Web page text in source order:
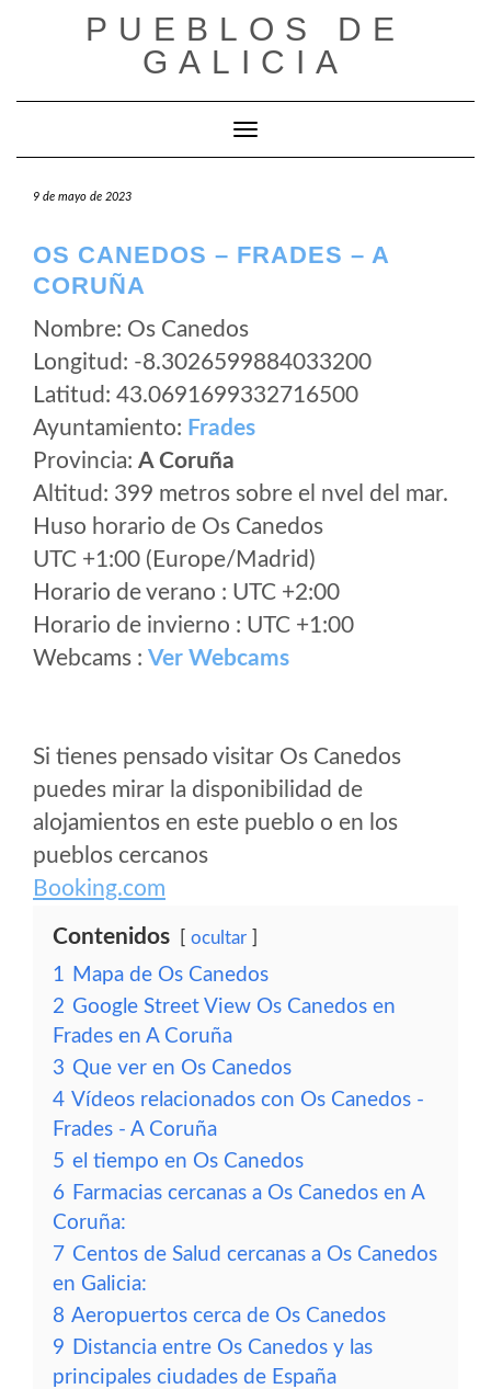
PUEBLOS DE
GALICIA
Cambiar modo de navegación
9 de mayo de 2023
OS CANEDOS – FRADES – A
CORUÑA
Nombre: Os Canedos
Longitud: -8.3026599884033200
Latitud: 43.0691699332716500
Ayuntamiento: Frades
Provincia: A Coruña
Altitud: 399 metros sobre el nvel del mar.
Huso horario de Os Canedos
UTC +1:00 (Europe/Madrid)
Horario de verano : UTC +2:00
Horario de invierno : UTC +1:00
Webcams : Ver Webcams
Si tienes pensado visitar Os Canedos
puedes mirar la disponibilidad de
alojamientos en este pueblo o en los
pueblos cercanos
Booking.com
Contenidos ocultar
1 Mapa de Os Canedos
2 Google Street View Os Canedos en
Frades en A Coruña
3 Que ver en Os Canedos
4 Vídeos relacionados con Os Canedos -
Frades - A Coruña
5 el tiempo en Os Canedos
6 Farmacias cercanas a Os Canedos en A
Coruña:
7 Centos de Salud cercanas a Os Canedos
en Galicia:
8 Aeropuertos cerca de Os Canedos
9 Distancia entre Os Canedos y las
principales ciudades de España